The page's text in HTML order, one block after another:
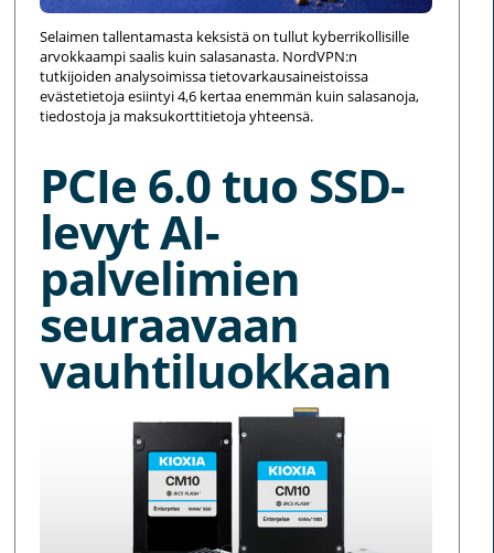
Selaimen tallentamasta keksistä on tullut kyberrikollisille
arvokkaampi saalis kuin salasanasta. NordVPN:n
tutkijoiden analysoimissa tietovarkausaineistoissa
evästetietoja esiintyi 4,6 kertaa enemmän kuin salasanoja,
tiedostoja ja maksukorttitietoja yhteensä.
PCIe 6.0 tuo SSD-
levyt AI-
palvelimien
seuraavaan
vauhtiluokkaan